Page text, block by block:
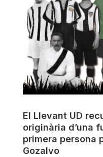
El Llevant UD
originària d’una
primera persona
Gozalvo